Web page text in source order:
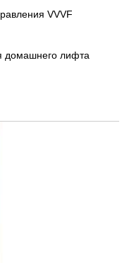
VVVF
домашнего лифта